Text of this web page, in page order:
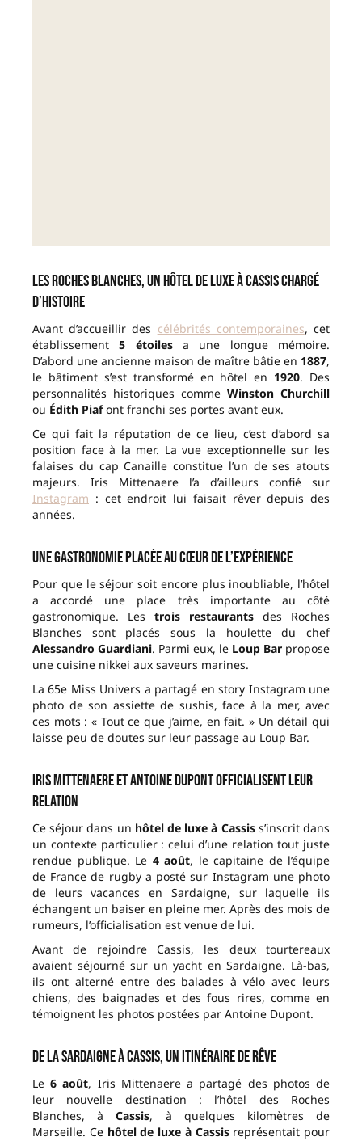
Les Roches Blanches, un hôtel de luxe à Cassis chargé
d’histoire
Avant d’accueillir des célébrités contemporaines, cet
établissement5 étoilesa une longue mémoire.
D’abord une ancienne maison de maître bâtie en 1887,
le bâtiment s’est transformé en hôtel en 1920. Des
personnalités historiques comme Winston Churchill
ou Édith Piafont franchi ses portes avant eux.
Ce qui fait la réputation de ce lieu, c’est d’abord sa
position face à la mer. La vue exceptionnelle sur les
falaises du cap Canaille constitue l’un de ses atouts
majeurs. Iris Mittenaere l’a d’ailleurs confié sur
Instagram : cet endroit lui faisait rêver depuis des
années.
Une gastronomie placée au cœur de l’expérience
Pour que le séjour soit encore plus inoubliable, l’hôtel
a accordé une place très importante au côté
gastronomique. Les trois restaurants des Roches
Blanches sont placés sous la houlette du chef
Alessandro Guardiani. Parmi eux, le Loup Bar propose
une cuisine nikkei aux saveurs marines.
La 65e Miss Univers a partagé en story Instagram une
photo de son assiette de sushis, face à la mer, avec
ces mots : « Tout ce que j’aime, en fait. » Un détail qui
laisse peu de doutes sur leur passage au Loup Bar.
Iris Mittenaere et Antoine Dupont officialisent leur
relation
Ce séjour dans un hôtel de luxe à Cassiss’inscrit dans
un contexte particulier : celui d’une relation tout juste
rendue publique. Le 4 août, le capitaine de l’équipe
de France de rugby a posté sur Instagram une photo
de leurs vacances en Sardaigne, sur laquelle ils
échangent un baiser en pleine mer. Après des mois de
rumeurs, l’officialisation est venue de lui.
Avant de rejoindre Cassis, les deux tourtereaux
avaient séjourné sur un yacht en Sardaigne. Là-bas,
ils ont alterné entre des balades à vélo avec leurs
chiens, des baignades et des fous rires, comme en
témoignent les photos postées par Antoine Dupont.
De la Sardaigne à Cassis, un itinéraire de rêve
Le6 août, Iris Mittenaere a partagé des photos de
leur nouvelle destination : l’hôtel des Roches
Blanches, àCassis, à quelques kilomètres de
Marseille. Ce hôtel de luxe à Cassisreprésentait pour